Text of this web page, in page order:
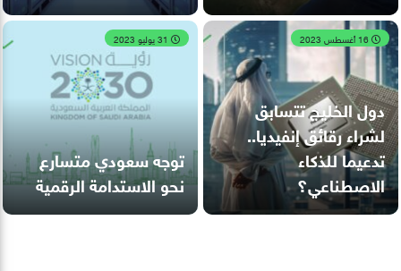
دول الخليج تتسابق
لشراء رقائق إنفيديا..
تدعيما للذكاء
الاصطناعي؟
توجه سعودي متسارع
نحو الاستدامة الرقمية